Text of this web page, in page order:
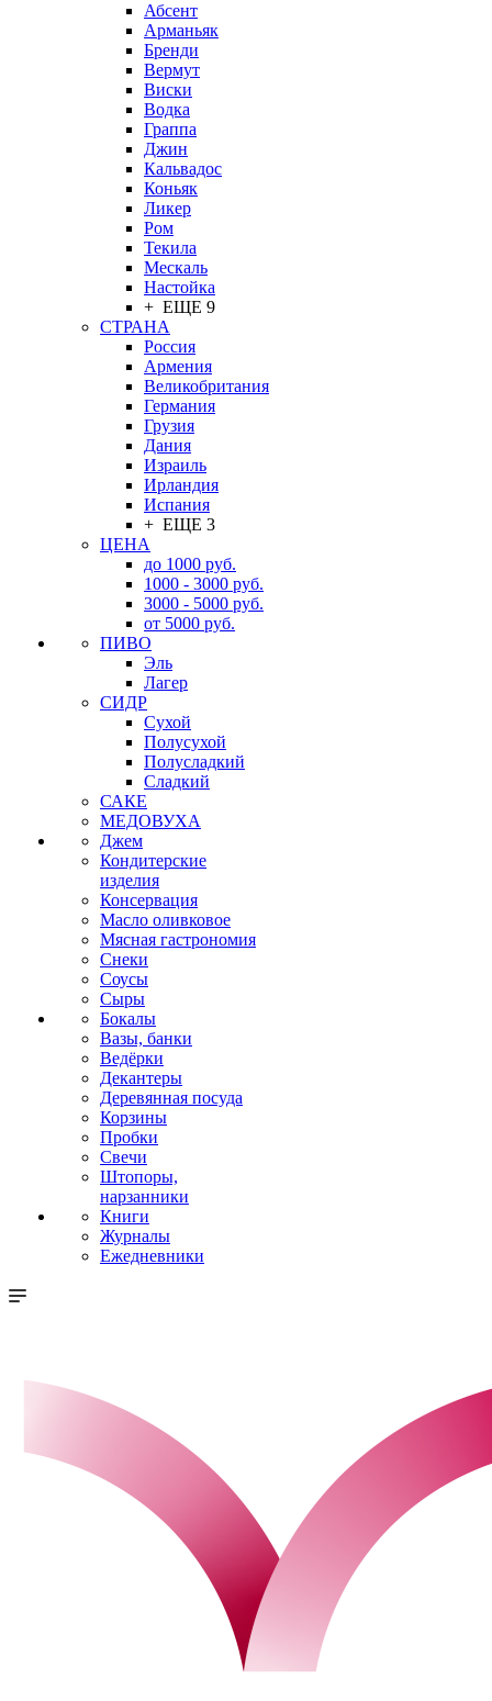
Абсент
Арманьяк
Бренди
Вермут
Виски
Водка
Граппа
Джин
Кальвадос
Коньяк
Ликер
Ром
Текила
Мескаль
Настойка
+ ЕЩЕ 9
СТРАНА
Россия
Армения
Великобритания
Германия
Грузия
Дания
Израиль
Ирландия
Испания
+ ЕЩЕ 3
ЦЕНА
до 1000 руб.
1000 - 3000 руб.
3000 - 5000 руб.
от 5000 руб.
ПИВО
Эль
Лагер
СИДР
Сухой
Полусухой
Полусладкий
Сладкий
САКЕ
МЕДОВУХА
Джем
Кондитерские
изделия
Консервация
Масло оливковое
Мясная гастрономия
Снеки
Соусы
Сыры
Бокалы
Вазы, банки
Ведёрки
Декантеры
Деревянная посуда
Корзины
Пробки
Свечи
Штопоры,
нарзанники
Книги
Журналы
Ежедневники